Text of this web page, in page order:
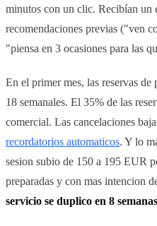
minutos con un clic. Recibían un
recomendaciones previas ("ven
"piensa en 3 ocasiones para las
En el primer mes, las reservas de
18 semanales. El 35% de las
comercial. Las cancelaciones
recordatorios automaticos. Y lo
sesion subio de 150 a 195 EUR
preparadas y con mas intencion
servicio se duplico en 8